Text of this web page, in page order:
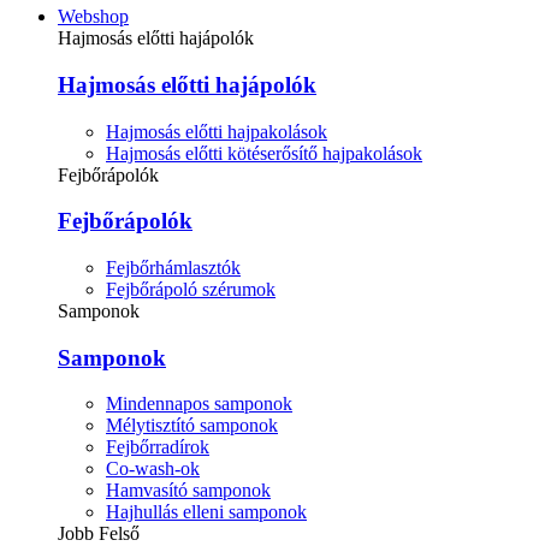
Webshop
Hajmosás előtti hajápolók
Hajmosás előtti hajápolók
Hajmosás előtti hajpakolások
Hajmosás előtti kötéserősítő hajpakolások
Fejbőrápolók
Fejbőrápolók
Fejbőrhámlasztók
Fejbőrápoló szérumok
Samponok
Samponok
Mindennapos samponok
Mélytisztító samponok
Fejbőrradírok
Co-wash-ok
Hamvasító samponok
Hajhullás elleni samponok
Jobb Felső